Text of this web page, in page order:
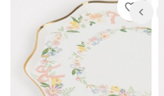
favorite_border